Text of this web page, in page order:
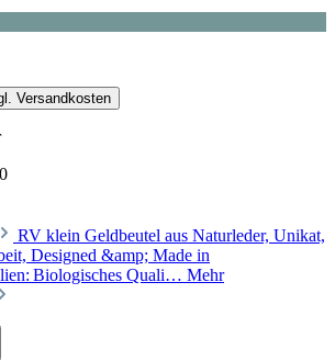
Versandkosten
RV klein Geldbeutel aus Naturleder, Unikat,
Designed &amp; Made in
Biologisches Quali… Mehr